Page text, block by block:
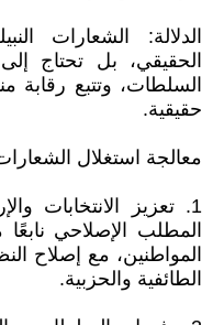
الدلالة: الشعارات
الحقيقي، بل تحتاج
السلطات، وتتبع رقابة
حقيقية.
معالجة استغلال الشعارات
1. تعزيز الانتخابات
المطلب الإصلاحي
المواطنين، مع إصلاح
الطائفية والحزبية.